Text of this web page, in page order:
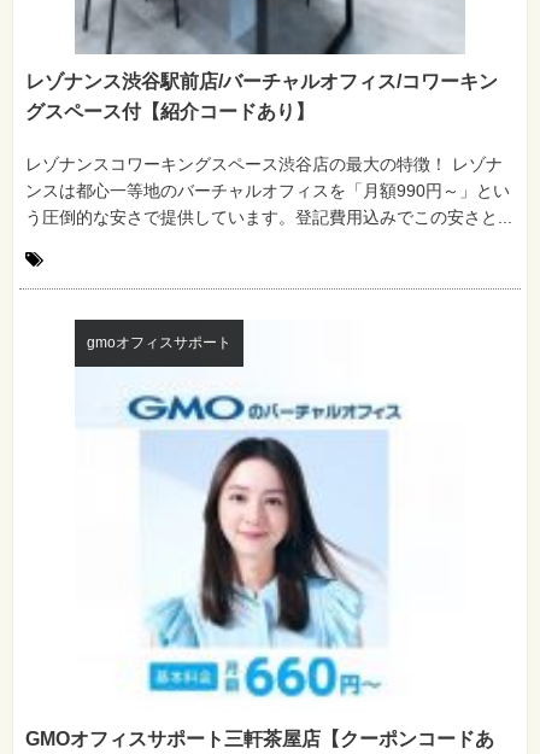
レゾナンス渋谷駅前店/バーチャルオフィス/コワーキン
グスペース付【紹介コードあり】
レゾナンスコワーキングスペース渋谷店の最大の特徴！ レゾナ
ンスは都心一等地のバーチャルオフィスを「月額990円～」とい
う圧倒的な安さで提供しています。登記費用込みでこの安さと...
gmoオフィスサポート
GMOオフィスサポート三軒茶屋店【クーポンコードあ